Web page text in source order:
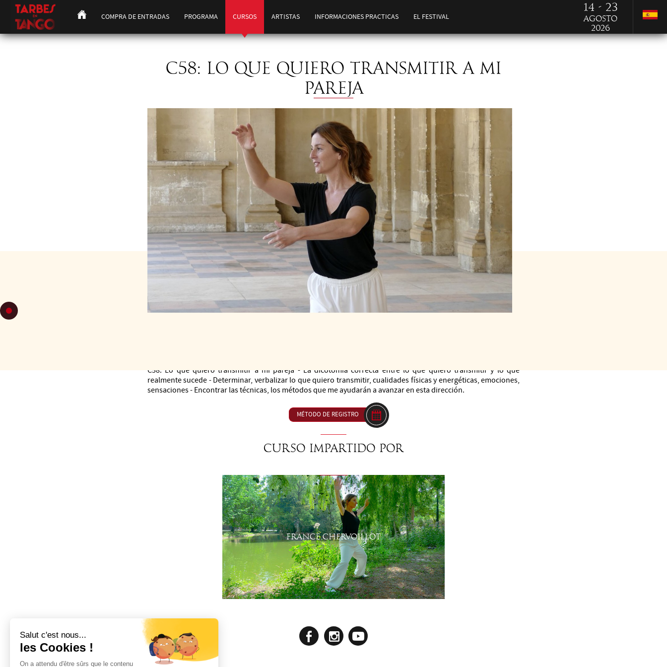
COMPRA DE ENTRADAS PROGRAMA CURSOS ARTISTAS INFORMACIONES PRACTICAS EL FESTIVAL
14 - 23
Agosto
2026
C58: LO QUE QUIERO TRANSMITIR A MI
PAREJA
C58: Lo que quiero transmitir a mi pareja - La dicotomía correcta entre lo que quiero transmitir y lo que
realmente sucede - Determinar, verbalizar lo que quiero transmitir, cualidades físicas y energéticas, emociones,
sensaciones - Encontrar las técnicas, los métodos que me ayudarán a avanzar en esta dirección.
MÉTODO DE REGISTRO
Curso impartido por
FRANCE CHERVOILLOT